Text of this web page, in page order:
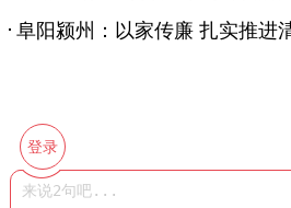
阜阳颍州：以家传廉 扎实推进
登录